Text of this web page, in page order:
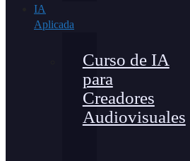
IA
Aplicada
Curso de IA
para
Creadores
Audiovisuales